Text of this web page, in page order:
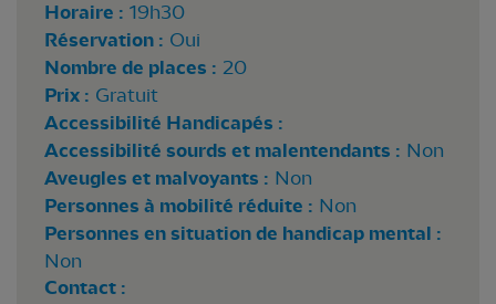
Horaire : 19h30
Réservation : Oui
Nombre de places : 20
Prix : Gratuit
Accessibilité Handicapés :
Accessibilité sourds et malentendants : Non
Aveugles et malvoyants : Non
Personnes à mobilité réduite : Non
Personnes en situation de handicap mental :
Non
Contact :